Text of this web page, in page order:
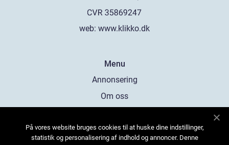
web: www.klikko.dk
Menu
Annonsering
Om oss
Kontakta oss
På vores website bruges cookies til at huske dine indstillinger,
statistik og personalisering af indhold og annoncer. Denne